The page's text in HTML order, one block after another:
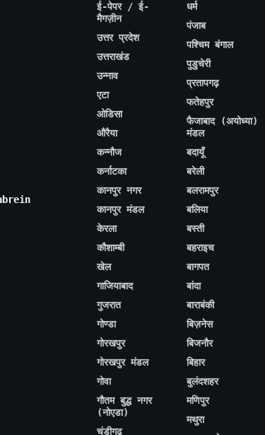
ई-पेपर / ई-
मैगज़ीन
उत्तर प्रदेश
उत्तराखंड
उन्नाव
एटा
ओडिसा
औरैया
कन्नौज
कर्नाटका
कानपुर नगर
कानपुर मंडल
केरला
कौशाम्बी
खेल
गाजियाबाद
गुजरात
गोण्डा
गोरखपुर
गोरखपुर मंडल
गोवा
गौतम बुद्ध नगर
(नोएडा)
चंडीगढ़
धर्म
पंजाब
पश्चिम बंगाल
पुडुचेरी
प्रतापगढ़
फतेहपुर
फैजाबाद (अयोध्या)
मंडल
बदायूँ
बरेली
बलरामपुर
बलिया
बस्ती
बहराइच
बागपत
बांदा
बाराबंकी
बिज़नेस
बिजनौर
बिहार
बुलंदशहर
मणिपुर
मथुरा